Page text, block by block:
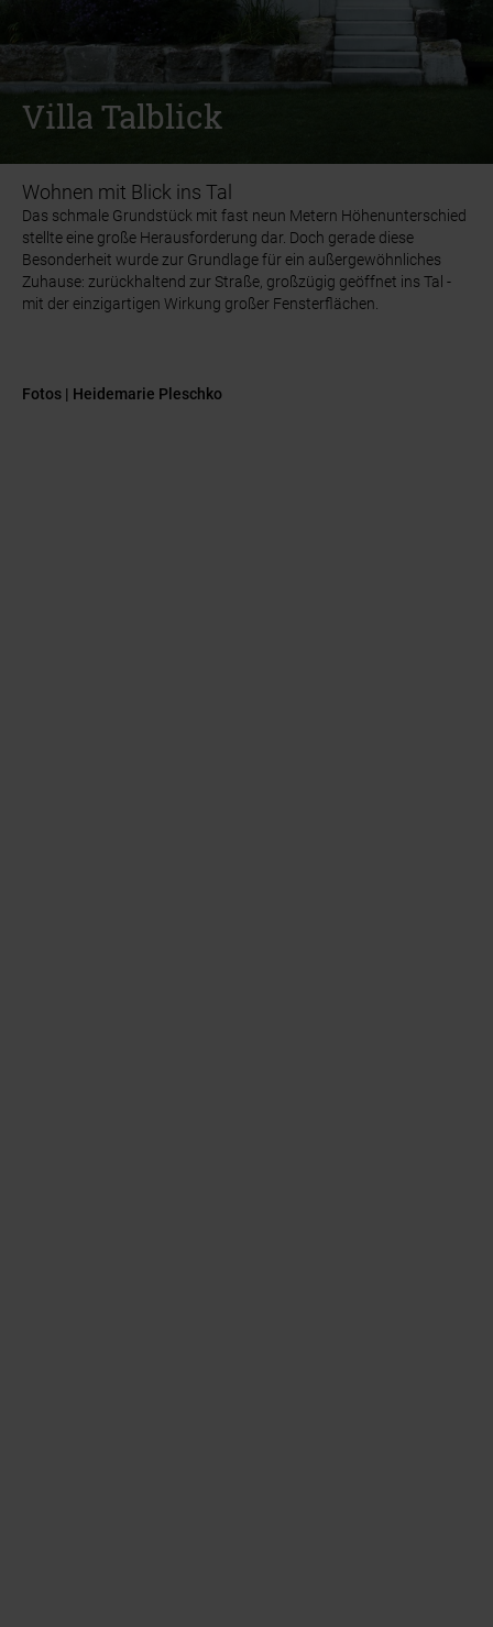
REFERENZGALERIE VILLA TALBLICK
Villa Talblick
Das schmale Grundstück mit fast neun Metern Höhenunterschied
stellte eine große Herausforderung dar. Doch gerade diese
Besonderheit wurde zur Grundlage für ein außergewöhnliches
Zuhause: zurückhaltend zur Straße, großzügig geöffnet ins Tal -
mit der einzigartigen Wirkung großer Fensterflächen.
Fotos | Heidemarie Pleschko
REFERENZGALERIE VILLA TALBLICK
Villa Talblick
Wohnen mit Blick ins Tal
Das schmale Grundstück mit fast neun Metern Höhenunterschied
stellte eine große Herausforderung dar. Doch gerade diese
Besonderheit wurde zur Grundlage für ein außergewöhnliches
Zuhause: zurückhaltend zur Straße, großzügig geöffnet ins Tal -
mit der einzigartigen Wirkung großer Fensterflächen.
Fotos | Heidemarie Pleschko